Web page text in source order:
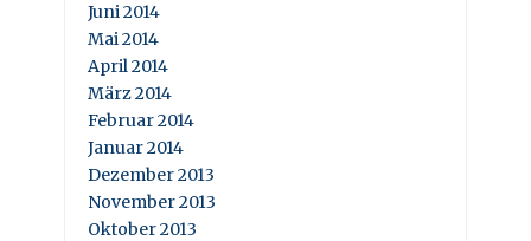
Juni 2014
Mai 2014
April 2014
März 2014
Februar 2014
Januar 2014
Dezember 2013
November 2013
Oktober 2013